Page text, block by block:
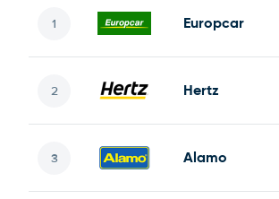
Europcar
Hertz
Alamo